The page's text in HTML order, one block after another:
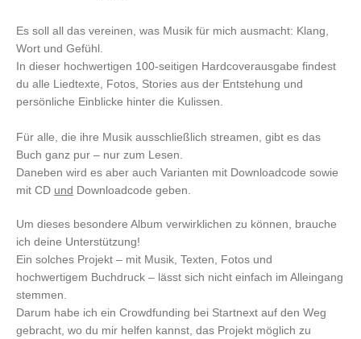
Es soll all das vereinen, was Musik für mich ausmacht: Klang,
Wort und Gefühl.
In dieser hochwertigen 100-seitigen Hardcoverausgabe findest
du alle Liedtexte, Fotos, Stories aus der Entstehung und
persönliche Einblicke hinter die Kulissen.
Für alle, die ihre Musik ausschließlich streamen, gibt es das
Buch ganz pur – nur zum Lesen.
Daneben wird es aber auch Varianten mit Downloadcode sowie
mit CD und Downloadcode geben.
Um dieses besondere Album verwirklichen zu können, brauche
ich deine Unterstützung!
Ein solches Projekt – mit Musik, Texten, Fotos und
hochwertigem Buchdruck – lässt sich nicht einfach im Alleingang
stemmen.
Darum habe ich ein Crowdfunding bei Startnext auf den Weg
gebracht, wo du mir helfen kannst, das Projekt möglich zu